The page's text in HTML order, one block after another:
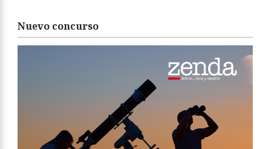
Nuevo concurso